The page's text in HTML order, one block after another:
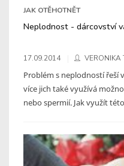
JAK OTĚHOTNĚT
Neplodnost - dárcovství
17.09.2014 VERONIKA
Problém s neplodností řeší
více jich také využívá
nebo spermií. Jak využít